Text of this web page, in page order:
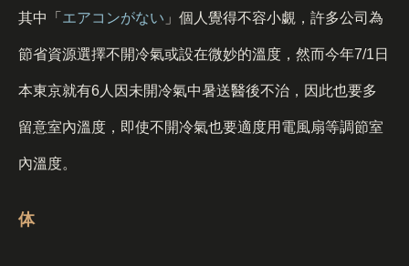
其中「 エアコンがない 」個人覺得不容小覷，許多公司為
節省資源選擇不開冷氣或設在微妙的溫度，然而今年7/1日
本東京就有6人因未開冷氣中暑送醫後不治，因此也要多
留意室內溫度，即使不開冷氣也要適度用電風扇等調節室
內溫度。
体